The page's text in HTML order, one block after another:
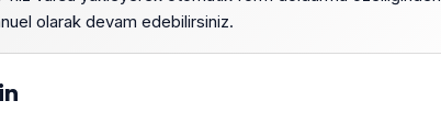
olarak devam edebilirsiniz.